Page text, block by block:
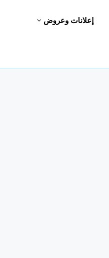
إعلانات وعروض